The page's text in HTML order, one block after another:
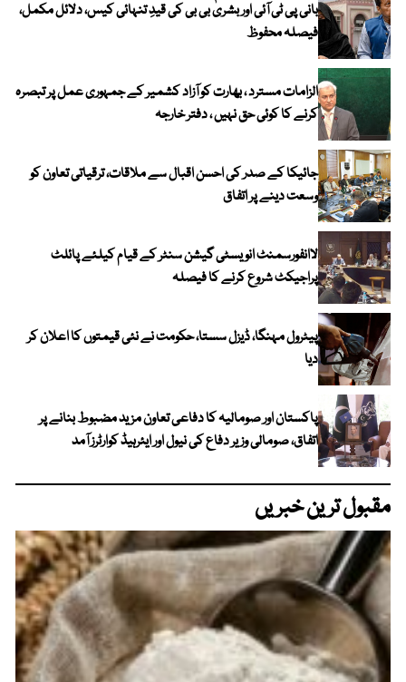
بانی پی ٹی آئی اور بشریٰ بی بی کی قیدِ تنہائی کیس، دلائل مکمل،
فیصلہ محفوظ
الزامات مسترد ، بھارت کو آزاد کشمیر کے جمہوری عمل پر تبصرہ
کرنے کا کوئی حق نہیں ، دفتر خارجہ
جائیکا کے صدر کی احسن اقبال سے ملاقات، ترقیاتی تعاون کو
وسعت دینے پر اتفاق
لاانفورسمنٹ انویسٹی گیشن سنٹر کے قیام کیلئے پائلٹ
پراجیکٹ شروع کرنے کا فیصلہ
پیٹرول مہنگا، ڈیزل سستا، حکومت نے نئی قیمتوں کا اعلان کر
دیا
پاکستان اور صومالیہ کا دفاعی تعاون مزید مضبوط بنانے پر
اتفاق، صومالی وزیر دفاع کی نیول اور ایئرہیڈ کوارٹرز آمد
مقبول ترین خبریں